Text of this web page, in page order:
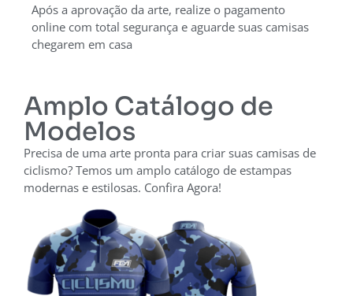
Após a aprovação da arte, realize o pagamento
online com total segurança e aguarde suas camisas
chegarem em casa
Amplo Catálogo de
Modelos
Precisa de uma arte pronta para criar suas camisas de
ciclismo? Temos um amplo catálogo de estampas
modernas e estilosas. Confira Agora!